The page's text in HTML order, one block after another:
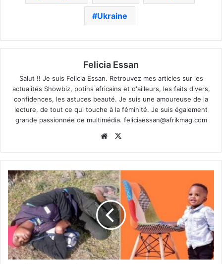
Ukraine
Felicia Essan
Salut !! Je suis Felicia Essan. Retrouvez mes articles sur les
actualités Showbiz, potins africains et d'ailleurs, les faits divers,
confidences, les astuces beauté. Je suis une amoureuse de la
lecture, de tout ce qui touche à la féminité. Je suis également
grande passionnée de multimédia. feliciaessan@afrikmag.com
Website